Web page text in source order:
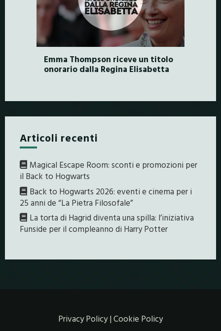
Emma Thompson riceve un titolo
onorario dalla Regina Elisabetta
Articoli recenti
Magical Escape Room: sconti e promozioni per
il Back to Hogwarts
Back to Hogwarts 2026: eventi e cinema per i
25 anni de “La Pietra Filosofale”
La torta di Hagrid diventa una spilla: l’iniziativa
Funside per il compleanno di Harry Potter
Privacy Policy| Cookie Policy